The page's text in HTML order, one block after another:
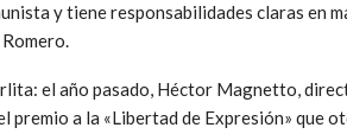
y tiene responsabilidades claras en
el año pasado, Héctor Magnetto,
premio a la «Libertad de Expresión» que